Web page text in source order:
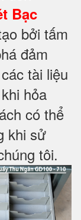
Bạc
bởi tấm
đảm
tài liệu
hỏa
có thể
khi sử
tôi.